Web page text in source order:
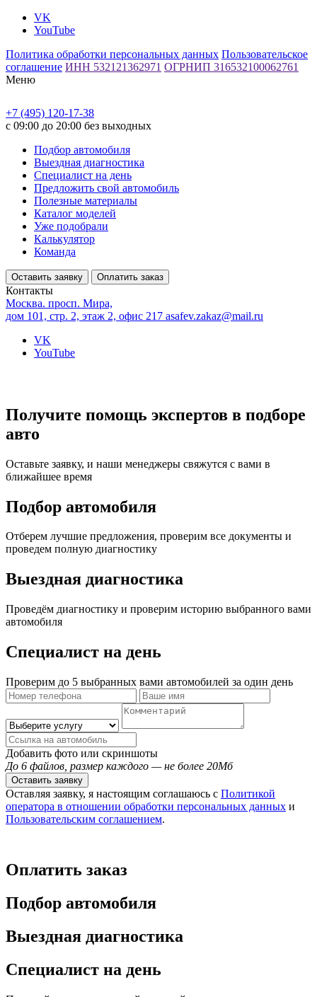
VK
YouTube
Политика обработки персональных данных Пользовательское
соглашение ИНН 532121362971 ОГРНИП 316532100062761
Меню
+7 (495) 120-17-38
с 09:00 до 20:00 без выходных
Подбор автомобиля
Выездная диагностика
Специалист на день
Предложить свой автомобиль
Полезные материалы
Каталог моделей
Уже подобрали
Калькулятор
Команда
Оставить заявку Оплатить заказ
Контакты
Москва. просп. Мира,
дом 101, стр. 2, этаж 2, офис 217 asafev.zakaz@mail.ru
VK
YouTube
Получите помощь экспертов в подборе
авто
Оставьте заявку, и наши менеджеры свяжутся с вами в
ближайшее время
Подбор автомобиля
Отберем лучшие предложения, проверим все документы и
проведем полную диагностику
Выездная диагностика
Проведём диагностику и проверим историю выбранного вами
автомобиля
Специалист на день
Проверим до 5 выбранных вами автомобилей за один день
Добавить фото или скриншоты
До 6 файлов, размер каждого — не более 20Мб
Оставить заявку
Оставляя заявку, я настоящим соглашаюсь с Политикой
оператора в отношении обработки персональных данных и
Пользовательским соглашением.
Оплатить заказ
Подбор автомобиля
Выездная диагностика
Специалист на день